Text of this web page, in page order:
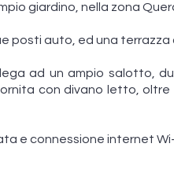
giardino, nella zona
posti auto, ed una
ad un ampio salotto,
con divano letto, oltre
e connessione internet Wi-